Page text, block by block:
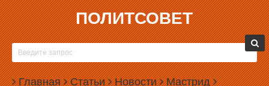
ПОЛИТСОВЕТ
Главная Статьи Новости Мастрид
30.11.2016, 17:56
ПОЗЕЛЕНЕЛ СНЕГ
В Свердловской области в